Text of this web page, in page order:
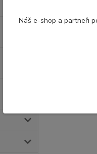
Náš e-shop a partneři